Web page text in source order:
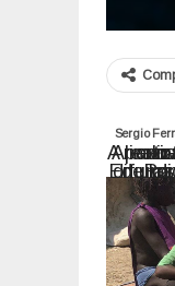
Sergio
En una